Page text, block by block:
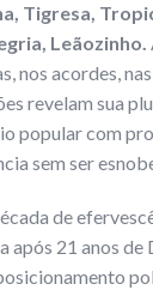
Tigresa,
Leãozinho.
nos acordes,
revelam sua
popular com
sem ser
de
após 21 anos de